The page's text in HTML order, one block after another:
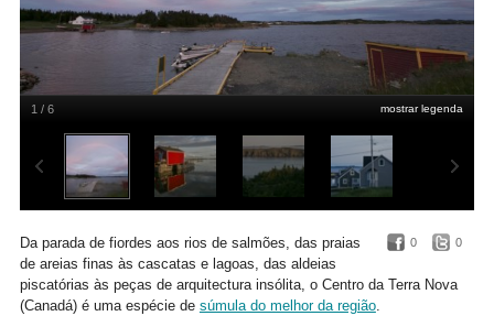
mostrar legenda
1 / 6
0 0
Da parada de fiordes aos rios de salmões, das praias
de areias finas às cascatas e lagoas, das aldeias
piscatórias às peças de arquitectura insólita, o Centro da Terra Nova
(Canadá) é uma espécie de súmula do melhor da região.